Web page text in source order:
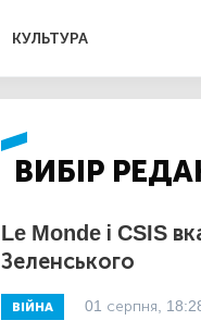
КУЛЬТУРА
ВИБІР
Le Monde і CSIS
Зеленського
ВІЙНА 01 серпня,